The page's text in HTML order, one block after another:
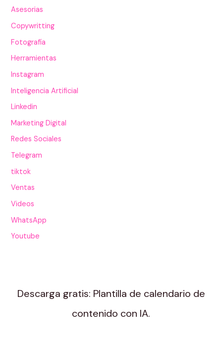
Asesorias
Copywritting
Fotografía
Herramientas
Instagram
Inteligencia Artificial
Linkedin
Marketing Digital
Redes Sociales
Telegram
tiktok
Ventas
Videos
WhatsApp
Youtube
Descarga gratis: Plantilla de calendario de
contenido con IA.